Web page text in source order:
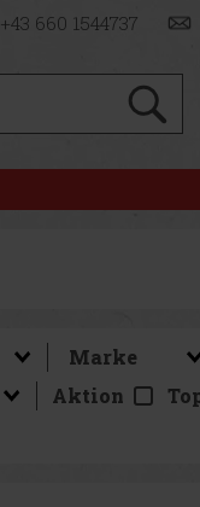
+43 660 1544737
Aktion